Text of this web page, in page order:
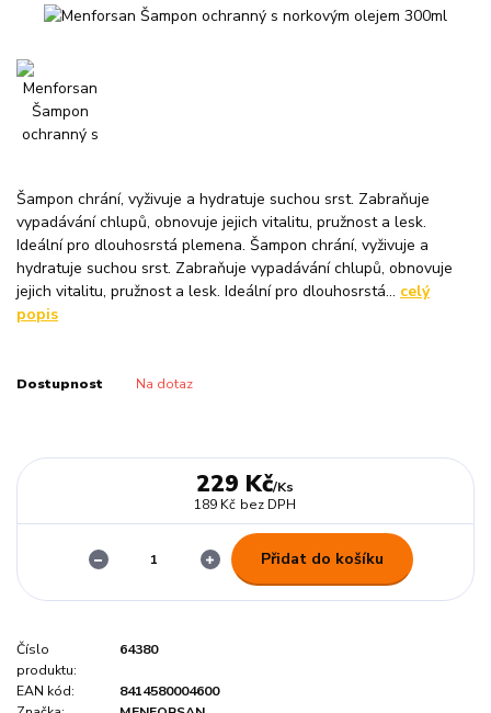
Šampon chrání, vyživuje a hydratuje suchou srst. Zabraňuje
vypadávání chlupů, obnovuje jejich vitalitu, pružnost a lesk.
Ideální pro dlouhosrstá plemena. Šampon chrání, vyživuje a
hydratuje suchou srst. Zabraňuje vypadávání chlupů, obnovuje
jejich vitalitu, pružnost a lesk. Ideální pro dlouhosrstá... celý
popis
Dostupnost Na dotaz
229 Kč/Ks
189 Kč bez DPH
Přidat do košíku
Číslo
produktu:
64380
EAN kód:
8414580004600